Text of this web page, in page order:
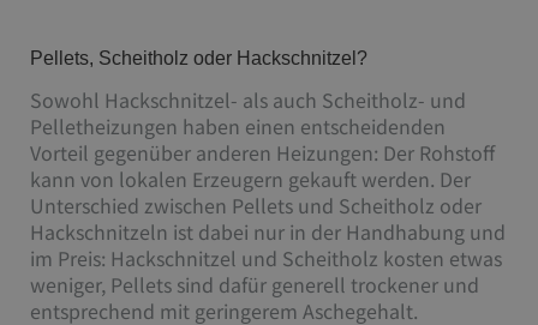
Pellets, Scheitholz oder Hackschnitzel?
Sowohl Hackschnitzel- als auch Scheitholz- und
Pelletheizungen haben einen entscheidenden
Vorteil gegenüber anderen Heizungen: Der Rohstoff
kann von lokalen Erzeugern gekauft werden. Der
Unterschied zwischen Pellets und Scheitholz oder
Hackschnitzeln ist dabei nur in der Handhabung und
im Preis: Hackschnitzel und Scheitholz kosten etwas
weniger, Pellets sind dafür generell trockener und
entsprechend mit geringerem Aschegehalt.